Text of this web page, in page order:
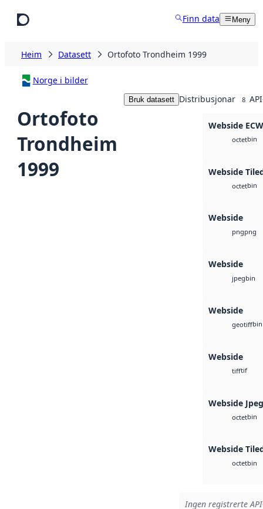
Finn data Meny
Heim Datasett Ortofoto Trondheim 1999
Norge i bilder
Ortofoto
Trondheim
1999
Bruk datasett Distribusjonar 8
Webside ECW
octetbin
Webside
octetbin
Webside
pngpng
Webside
jpegbin
Webside
geotiffbin
Webside
tifftif
Webside
octetbin
Webside
octetbin
Ingen registrerte